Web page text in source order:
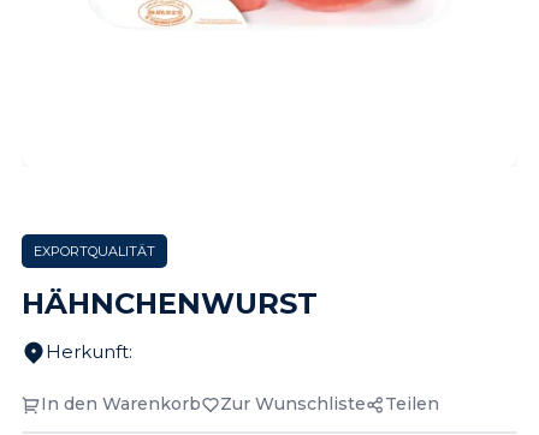
EXPORTQUALITÄT
HÄHNCHENWURST
Herkunft:
In den Warenkorb Zur Wunschliste Teilen